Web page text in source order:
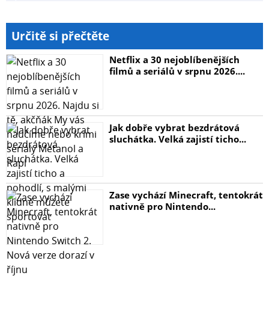
Určitě si přečtěte
Netflix a 30 nejoblíbenějších
filmů a seriálů v srpnu 2026....
Jak dobře vybrat bezdrátová
sluchátka. Velká zajistí ticho...
Zase vychází Minecraft, tentokrát
nativně pro Nintendo...